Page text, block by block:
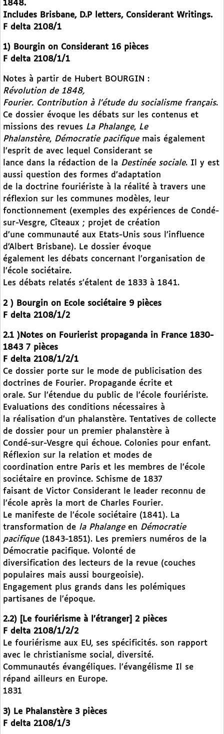
1848.
Includes Brisbane, D.P letters, Considerant Writings.
F delta 2108/1
1) Bourgin on Considerant 16 pièces
F delta 2108/1/1
Notes à partir de Hubert BOURGIN :
Révolution de 1848,
Fourier. Contribution à l’étude du socialisme français.
Ce dossier évoque les débats sur les contenus et
missions des revues La Phalange, Le
Phalanstère, Démocratie pacifique mais également
l’esprit de avec lequel Considerant se
lance dans la rédaction de la Destinée sociale. Il y est
aussi question des formes d’adaptation
de la doctrine fouriériste à la réalité à travers une
réflexion sur les communes modèles, leur
fonctionnement (exemples des expériences de Condé-
sur-Vesgre, Cîteaux ; projet de création
d’une communauté aux Etats-Unis sous l’influence
d’Albert Brisbane). Le dossier évoque
également les débats concernant l’organisation de
l’école sociétaire.
Les débats relatés s’étalent de 1833 à 1841.
2 ) Bourgin on Ecole sociétaire 9 pièces
F delta 2108/1/2
2.1 )Notes on Fourierist propaganda in France 1830-
1843 7 pièces
F delta 2108/1/2/1
Ce dossier porte sur le mode de publicisation des
doctrines de Fourier. Propagande écrite et
orale. Sur l’étendue du public de l’école fouriériste.
Evaluations des conditions nécessaires à
la réalisation d’un phalanstère. Tentatives de collecte
de dossier pour un premier phalanstère à
Condé-sur-Vesgre qui échoue. Colonies pour enfant.
Réflexion sur la relation et modes de
coordination entre Paris et les membres de l’école
sociétaire en province. Schisme de 1837
faisant de Victor Considerant le leader reconnu de
l’école après la mort de Charles Fourier.
Le manifeste de l’école sociétaire (1841). La
transformation de la Phalange en Démocratie
pacifique (1843-1851). Les premiers numéros de la
Démocratie pacifique. Volonté de
diversification des lecteurs de la revue (couches
populaires mais aussi bourgeoisie).
Engagement plus grands dans les polémiques
partisanes de l’époque.
2.2) [Le fouriérisme à l’étranger] 2 pièces
F delta 2108/1/2/2
Le fouriérisme aux EU, ses spécificités. son rapport
avec le christianisme social, diversité.
Communautés évangéliques. l’évangélisme Il se
répand ailleurs en Europe.
1831
3) Le Phalanstère 3 pièces
F delta 2108/1/3